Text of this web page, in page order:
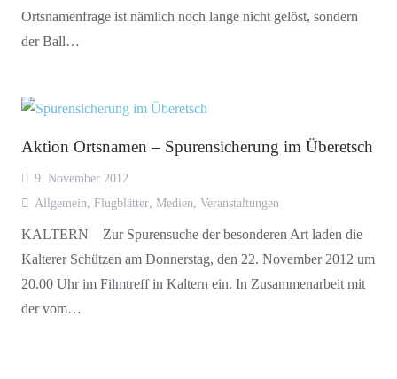
Ortsnamenfrage ist nämlich noch lange nicht gelöst, sondern
der Ball…
Aktion Ortsnamen – Spurensicherung im Überetsch
9. November 2012
Allgemein
Flugblätter, Medien Veranstaltungen
KALTERN – Zur Spurensuche der besonderen Art laden die
Kalterer Schützen am Donnerstag, den 22. November 2012 um
20.00 Uhr im Filmtreff in Kaltern ein. In Zusammenarbeit mit
der vom…